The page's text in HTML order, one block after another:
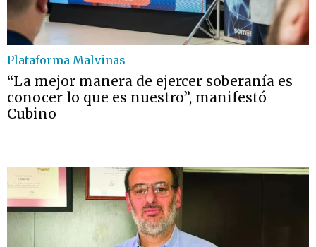
Plataforma Malvinas
“La mejor manera de ejercer soberanía es
conocer lo que es nuestro”, manifestó
Cubino